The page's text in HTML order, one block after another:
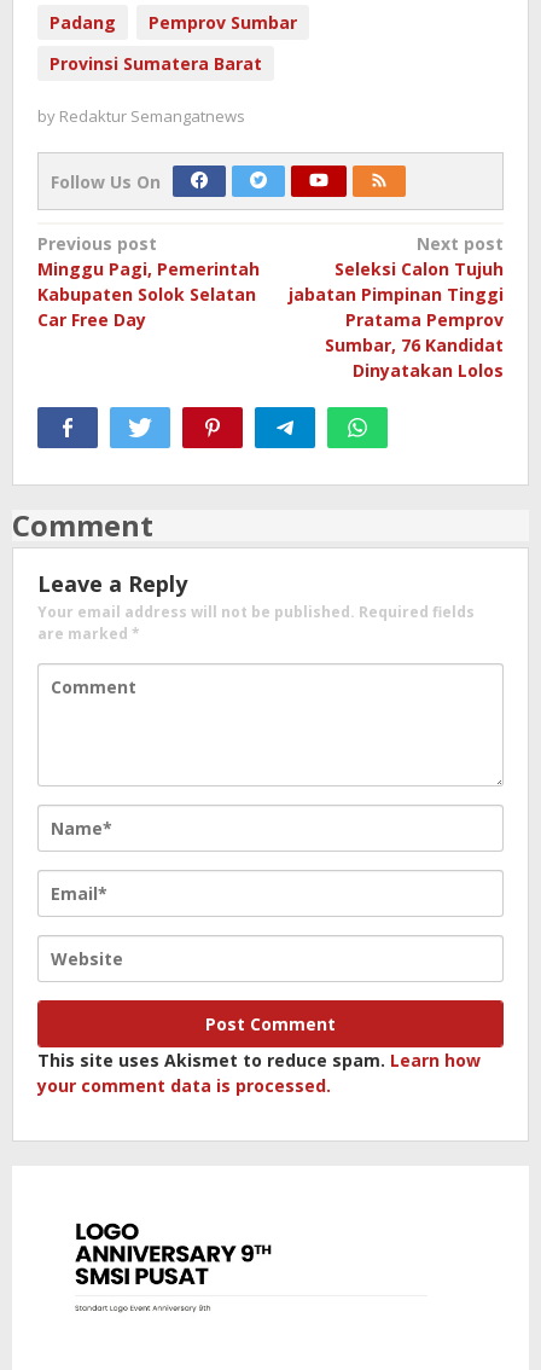
Padang
Pemprov Sumbar
Provinsi Sumatera Barat
by Redaktur Semangatnews
Follow Us On
Post
navigation
Previous post
Minggu Pagi, Pemerintah
Kabupaten Solok Selatan
Car Free Day
Next post
Seleksi Calon Tujuh
jabatan Pimpinan Tinggi
Pratama Pemprov
Sumbar, 76 Kandidat
Dinyatakan Lolos
Comment
Leave a Reply
Your email address will not be published. Required fields
are marked *
This site uses Akismet to reduce spam. Learn how
your comment data is processed.